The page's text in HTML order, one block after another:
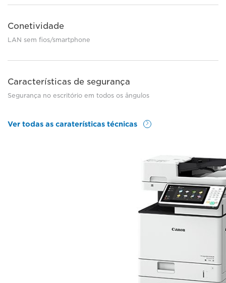
Conetividade
LAN sem fios/smartphone
Características de segurança
Segurança no escritório em todos os ângulos
Ver todas as caraterísticas técnicas